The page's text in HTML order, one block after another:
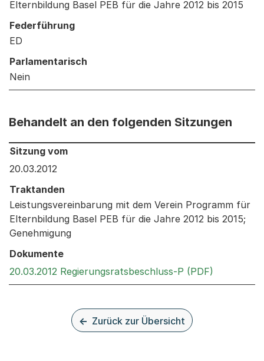
Elternbildung Basel PEB für die Jahre 2012 bis 2015
Federführung
ED
Parlamentarisch
Nein
Behandelt an den folgenden Sitzungen
Behandelt an den folgenden Sitzungen: Informationen
Sitzung vom
20.03.2012
Traktanden
Leistungsvereinbarung mit dem Verein Programm für
Elternbildung Basel PEB für die Jahre 2012 bis 2015;
Genehmigung
Dokumente
20.03.2012 Regierungsratsbeschluss-P (PDF)
Zurück zur Übersicht